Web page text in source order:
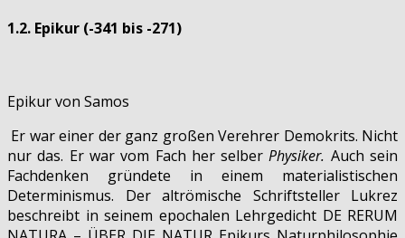
1.2. Epikur (-341 bis -271)
Epikur von Samos
Er war einer der ganz großen Verehrer Demokrits. Nicht
nur das. Er war vom Fach her selberPhysiker. Auch sein
Fachdenken gründete in einem materialistischen
Determinismus. Der altrömische Schriftsteller Lukrez
beschreibt in seinem epochalen Lehrgedicht DE RERUM